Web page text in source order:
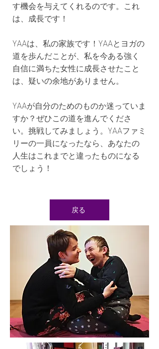
す機会を与えてくれるのです。これ
は、成長です！
YAAは、私の家族です！YAAとヨガの
道を歩んだことが、私を今ある強く
自信に満ちた女性に成長させたこと
は、疑いの余地がありません。
YAAが自分のためのものか迷っていま
すか？ぜひこの道を進んでくださ
い。挑戦してみましょう。YAAファミ
リーの一員になったなら、あなたの
人生はこれまでと違ったものになる
でしょう！
戻る